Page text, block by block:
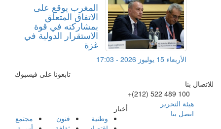
المغرب يوقع على
الاتفاق المتعلق
بمشاركته في قوة
الاستقرار الدولية في
غزة
الأربعاء 15 يوليوز 2026 - 17:03
تابعونا على فيسبوك
للاتصال بنا
+(212) 522 489 100
هيئة التحرير
اتصل بنا
أخبار
وطنية
فنون
مجتمع